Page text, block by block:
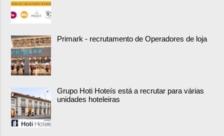
Primark - recrutamento de Operadores de loja
Grupo Hoti Hoteís está a recrutar para várias
unidades hoteleiras